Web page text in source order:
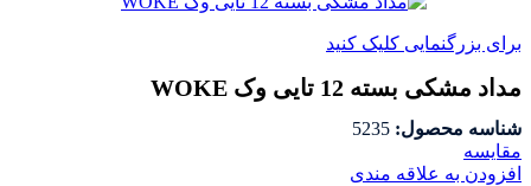
برای بزرگنمایی کلیک کنید
مداد مشکی بسته 12 تایی وک WOKE
شناسه محصول: 5235
مقايسه
افزودن به علاقه مندی